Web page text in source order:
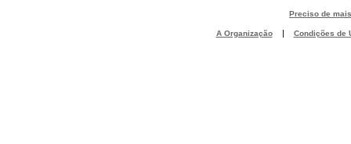
Preciso de
A Organização | Condições de